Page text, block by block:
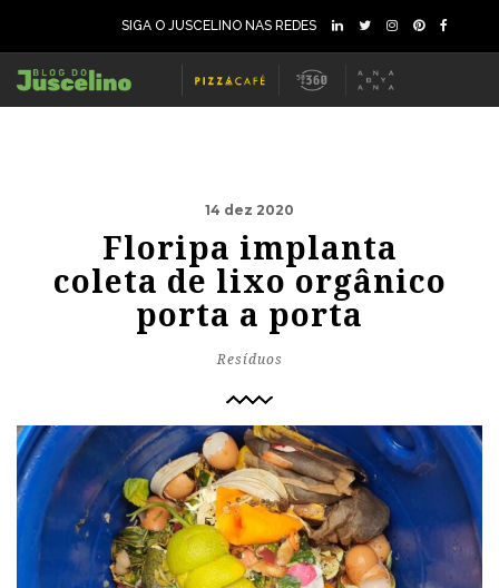
SIGA O JUSCELINO NAS REDES
14 dez 2020
Floripa implanta
coleta de lixo orgânico
porta a porta
Resíduos